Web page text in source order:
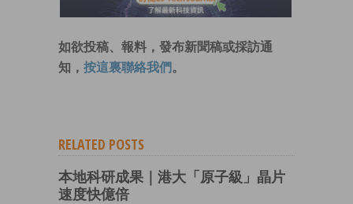
如欲投稿、報料，發布新聞稿或採訪通
知， 按這裏聯絡我們 。
RELATED POSTS
本地科研成果｜港大「原子級」晶片
速度快億倍